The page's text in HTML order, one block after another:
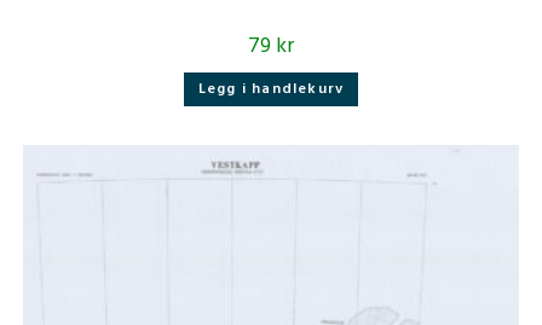
79kr
Legg i handlekurv